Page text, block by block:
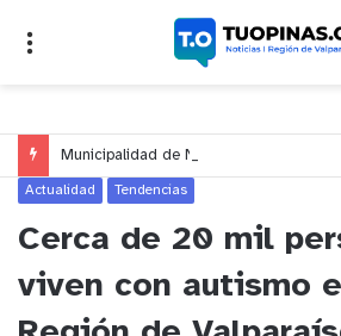
Actualidad Tendencias
Cerca de 20 mil
viven con autismo